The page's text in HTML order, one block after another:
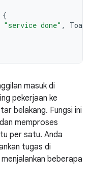
{
"service done" , Toast
masuk di
pekerjaan ke
belakang. Fungsi ini
dan memproses
per satu. Anda
tugas di
beberapa